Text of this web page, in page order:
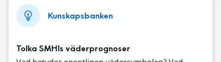
Kunskapsbanken
Tolka SMHIs väderprognoser